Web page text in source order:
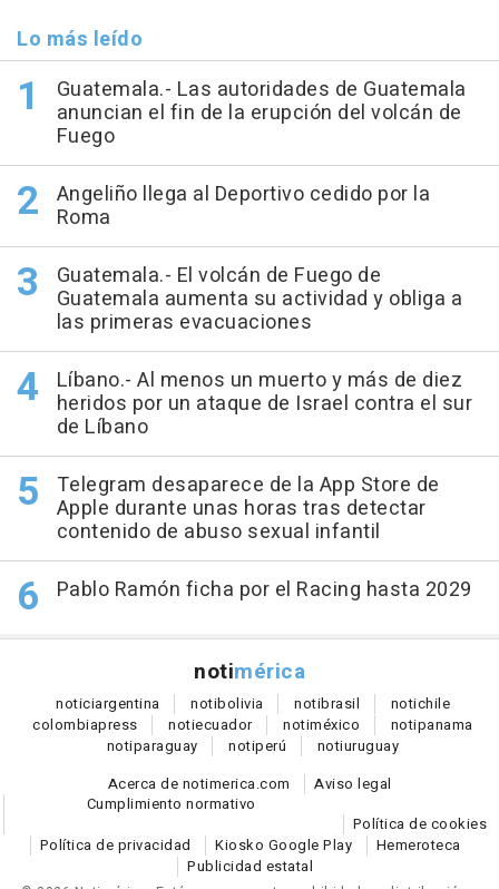
Lo más leído
Guatemala.- Las autoridades de Guatemala
anuncian el fin de la erupción del volcán de
Fuego
Angeliño llega al Deportivo cedido por la
Roma
Guatemala.- El volcán de Fuego de
Guatemala aumenta su actividad y obliga a
las primeras evacuaciones
Líbano.- Al menos un muerto y más de diez
heridos por un ataque de Israel contra el sur
de Líbano
Telegram desaparece de la App Store de
Apple durante unas horas tras detectar
contenido de abuso sexual infantil
Pablo Ramón ficha por el Racing hasta 2029
notimérica
noticiargentina notibolivia notibrasil notichile
colombiapress notiecuador notiméxico notipanama
notiparaguay notiperú notiuruguay
Acerca de notimerica.com
Aviso legal
Cumplimiento normativo
Política de cookies
Política de privacidad
Kiosko Google Play
Hemeroteca
Publicidad estatal